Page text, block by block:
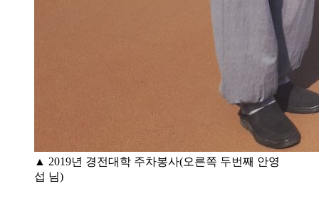
▲ 2019년 경전대학 주차봉사(오른쪽 두번째 안영
섭 님)